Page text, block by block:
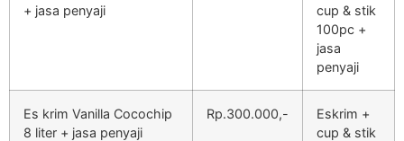
+ jasa penyaji
cup & stik
100pc +
jasa
penyaji
Es krim Vanilla Cocochip
8 liter + jasa penyaji
Rp.300.000,-
Eskrim +
cup & stik